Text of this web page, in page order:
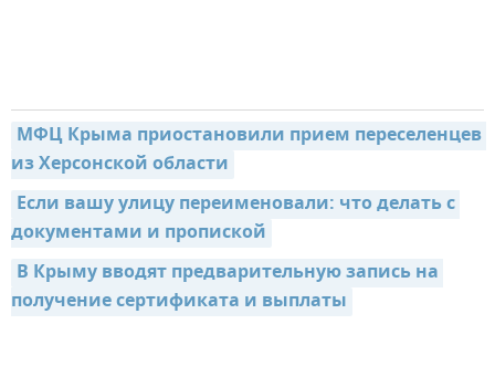
МФЦ Крыма приостановили прием переселенцев
из Херсонской области
Если вашу улицу переименовали: что делать с
документами и пропиской
В Крыму вводят предварительную запись на
получение сертификата и выплаты